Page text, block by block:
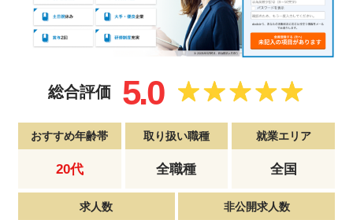
総合評価 5.0
おすすめ年齢帯
20代
取り扱い職種
全職種
就業エリア
全国
求人数 非公開求人数